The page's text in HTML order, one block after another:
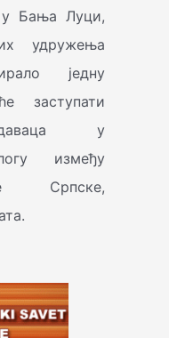
у Бања Луци,
удружења
једну
заступати
у
између
Српске,